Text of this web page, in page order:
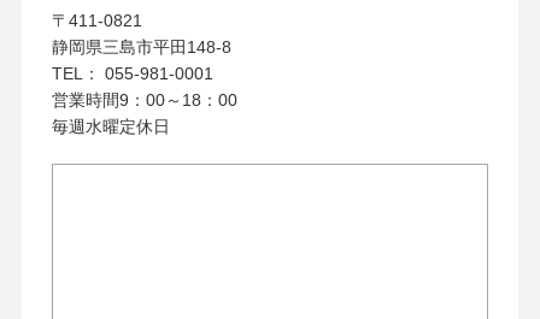
〒411-0821
静岡県三島市平田148-8
TEL： 055-981-0001
営業時間9：00～18：00
毎週水曜定休日